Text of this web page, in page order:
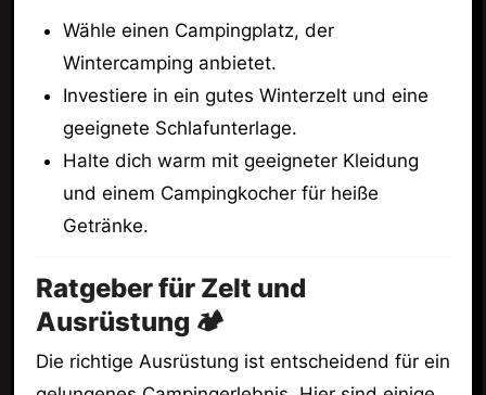
Wähle einen Campingplatz, der
Wintercamping anbietet.
Investiere in ein gutes Winterzelt und eine
geeignete Schlafunterlage.
Halte dich warm mit geeigneter Kleidung
und einem Campingkocher für heiße
Getränke.
Ratgeber für Zelt und
Ausrüstung 🏕️
Die richtige Ausrüstung ist entscheidend für ein